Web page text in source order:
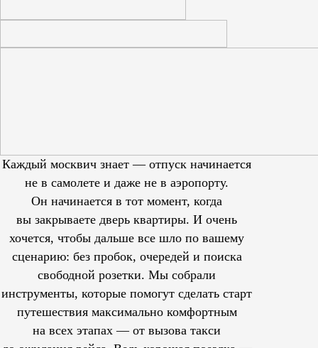
Каждый москвич знает — отпуск начинается
не в самолете и даже не в аэропорту.
Он начинается в тот момент, когда
вы закрываете дверь квартиры. И очень
хочется, чтобы дальше все шло по вашему
сценарию: без пробок, очередей и поиска
свободной розетки. Мы собрали
инструменты, которые помогут сделать старт
путешествия максимально комфортным
на всех этапах — от вызова такси